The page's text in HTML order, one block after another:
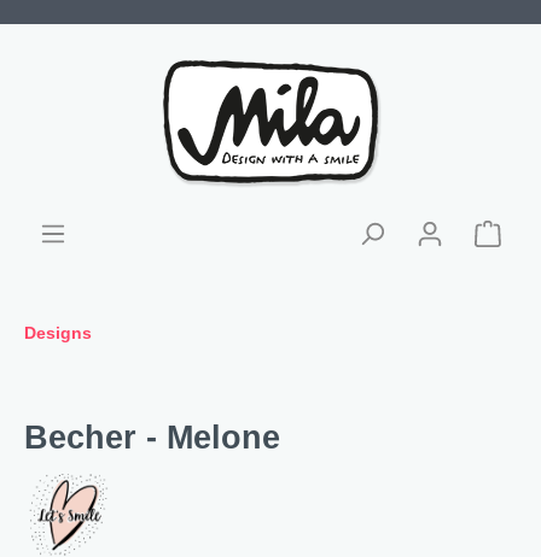
Designs
Becher - Melone